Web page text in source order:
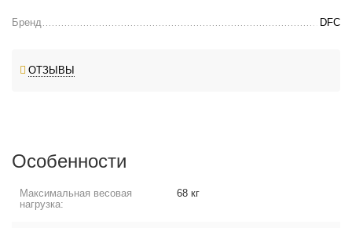
Бренд DFC
ОТЗЫВЫ
Особенности
Максимальная весовая
нагрузка:
68 кг